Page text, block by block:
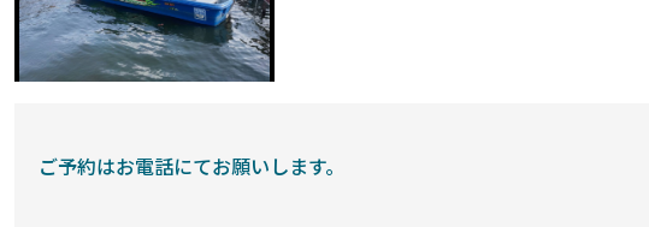
ご予約はお電話にてお願いします。
の違いも解説！